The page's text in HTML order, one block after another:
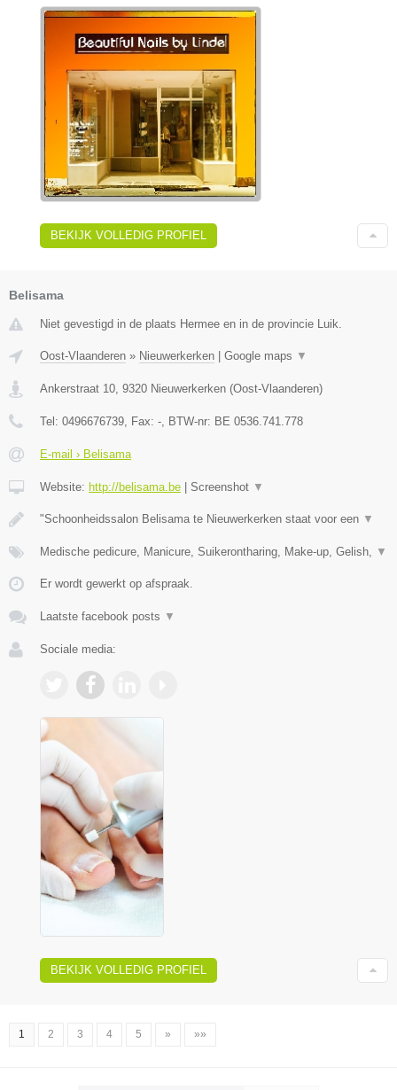
BEKIJK VOLLEDIG PROFIEL
Belisama
Niet gevestigd in de plaats Hermee en in de provincie Luik.
Oost-Vlaanderen » Nieuwerkerken | Google maps ▼
Ankerstraat 10 9320 Nieuwerkerken (Oost-Vlaanderen)
Tel: 0496676739 , Fax: - , BTW-nr: BE 0536.741.778
E-mail › Belisama
Website: http://belisama.be | Screenshot ▼
"Schoonheidssalon Belisama te Nieuwerkerken staat voor een ▼
Medische pedicure, Manicure, Suikerontharing, Make-up, Gelish, ▼
Er wordt gewerkt op afspraak.
Laatste facebook posts ▼
Sociale media:
BEKIJK VOLLEDIG PROFIEL
1 2 3 4 5 » »»